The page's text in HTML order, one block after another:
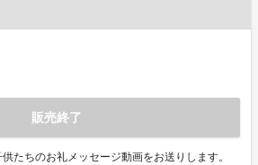
販売終了
たちのお礼メッセージ動画をお送りします。